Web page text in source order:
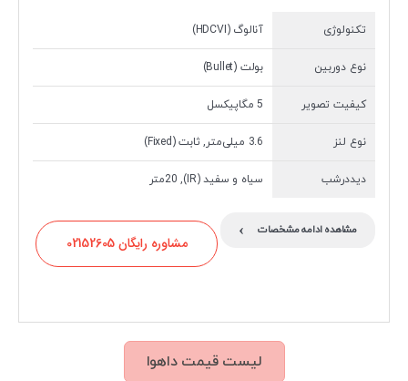
تکنولوژی آنالوگ (HDCVI)
نوع دوربین بولت (Bullet)
کیفیت تصویر 5 مگاپیکسل
نوع لنز 3.6 میلی‌متر, ثابت (Fixed)
دیددرشب سیاه و سفید (IR), 20متر
مشاهده ادامه مشخصات ›
مشاوره رایگان 02152605
لیست قیمت داهوا